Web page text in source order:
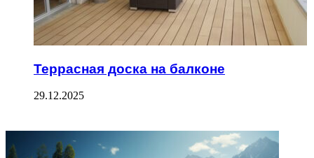
Террасная доска на балконе
29.12.2025